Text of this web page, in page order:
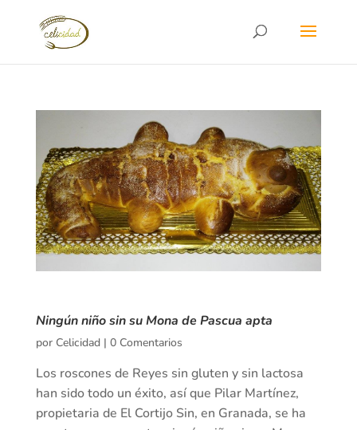
Ningún niño sin su Mona de Pascua apta
por Celicidad| 0 Comentarios
Los roscones de Reyes sin gluten y sin lactosa
han sido todo un éxito, así que Pilar Martínez,
propietaria de El Cortijo Sin, en Granada, se ha